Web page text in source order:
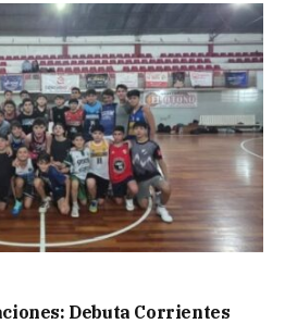
Debuta Corrientes